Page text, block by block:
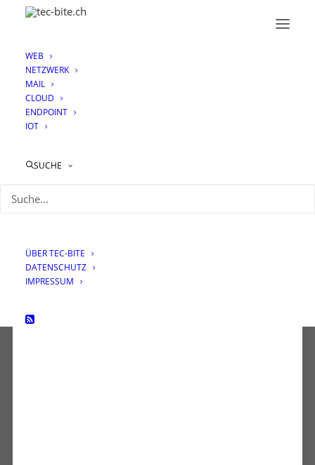
WEB
NETZWERK
MAIL
CLOUD
ENDPOINT
IOT
SUCHE
ÜBER TEC-BITE
DATENSCHUTZ
IMPRESSUM
Check Point Harmony